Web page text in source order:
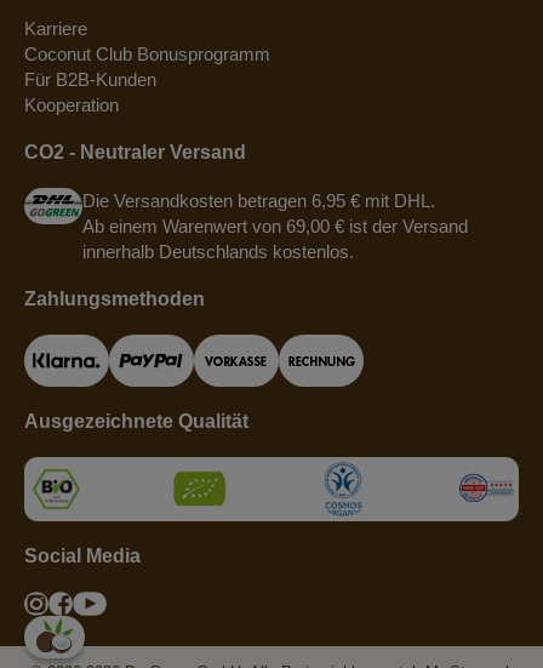
Karriere
Coconut Club Bonusprogramm
Für B2B-Kunden
Kooperation
CO2 - Neutraler Versand
Die Versandkosten betragen 6,95 € mit DHL.
Ab einem Warenwert von 69,00 € ist der Versand
innerhalb Deutschlands kostenlos.
Zahlungsmethoden
Ausgezeichnete Qualität
Social Media